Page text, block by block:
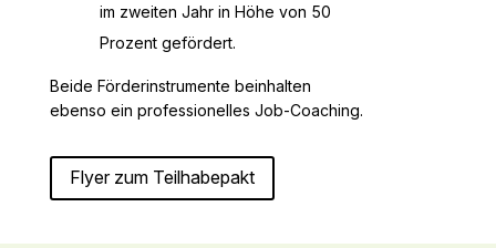
im zweiten Jahr in Höhe von 50
Prozent gefördert.
Beide Förderinstrumente beinhalten
ebenso ein professionelles Job-Coaching.
Flyer zum Teilhabepakt